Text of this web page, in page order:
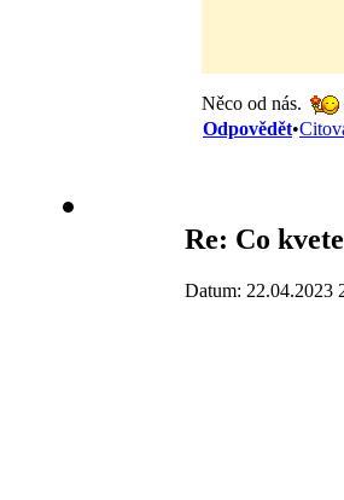
Něco od nás.
Odpovědět•
Re: Co
Datum: 22.04.2023